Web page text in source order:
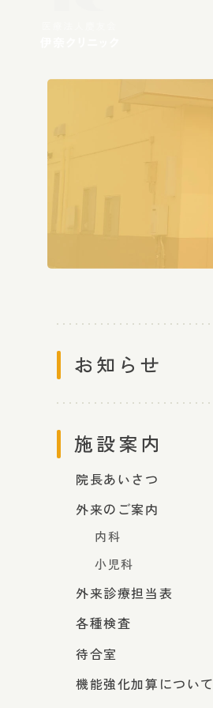
お知らせ
施設案内
院長あいさつ
外来のご案内
内科
小児科
外来診療担当表
各種検査
待合室
機能強化加算について